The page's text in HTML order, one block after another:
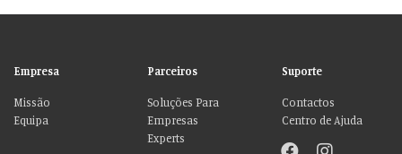
Empresa
Missão
Equipa
Parceiros
Soluções Para
Empresas
Experts
Suporte
Contactos
Centro de Ajuda